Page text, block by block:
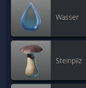
Wasser
Steinpilz